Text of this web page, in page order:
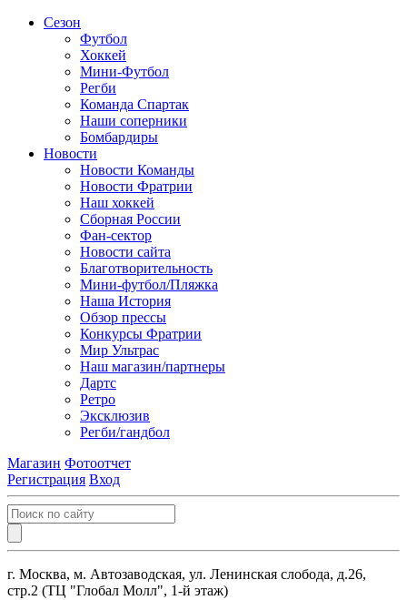
Сезон
Футбол
Хоккей
Мини-Футбол
Регби
Команда Спартак
Наши соперники
Бомбардиры
Новости
Новости Команды
Новости Фратрии
Наш хоккей
Сборная России
Фан-cектор
Новости сайта
Благотворительность
Мини-футбол/Пляжка
Наша История
Обзор прессы
Конкурсы Фратрии
Мир Ультрас
Наш магазин/партнеры
Дартс
Ретро
Эксклюзив
Регби/гандбол
Магазин Фотоотчет
Регистрация Вход
г. Москва, м. Автозаводская, ул. Ленинская слобода, д.26,
стр.2 (ТЦ "Глобал Молл", 1-й этаж)